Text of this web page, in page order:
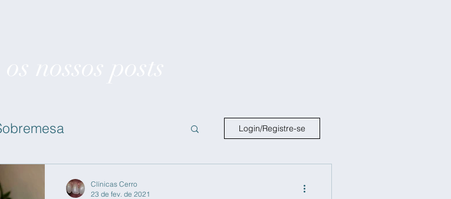
Login/Registre-se
Clínicas Cerro
23 de fev. de 2021